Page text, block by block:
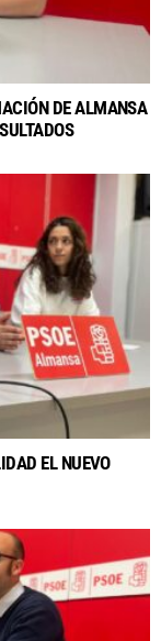
DE ALMANSA
EL NUEVO